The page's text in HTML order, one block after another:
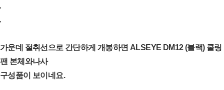
가운데 절취선으로 간단하게 개봉하면 ALSEYE DM12 (블랙) 쿨링
팬 본체와나사
구성품이 보이네요.